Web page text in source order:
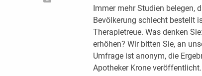
Immer mehr Studien belegen,
Bevölkerung schlecht bestellt
Therapietreue. Was denken
erhöhen? Wir bitten Sie, an
Umfrage ist anonym, die
Apotheker Krone veröffentlicht.